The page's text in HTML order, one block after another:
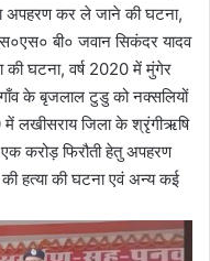
अपहरण कर ले जाने की घटना,
बी० जवान सिकंदर यादव
की घटना, वर्ष 2020 में मुंगेर
के बृजलाल टुडु को नक्सलियों
में लखीसराय जिला के श्रृंगीऋषि
एक करोड़ फिरौती हेतु अपहरण
की हत्या की घटना एवं अन्य कई